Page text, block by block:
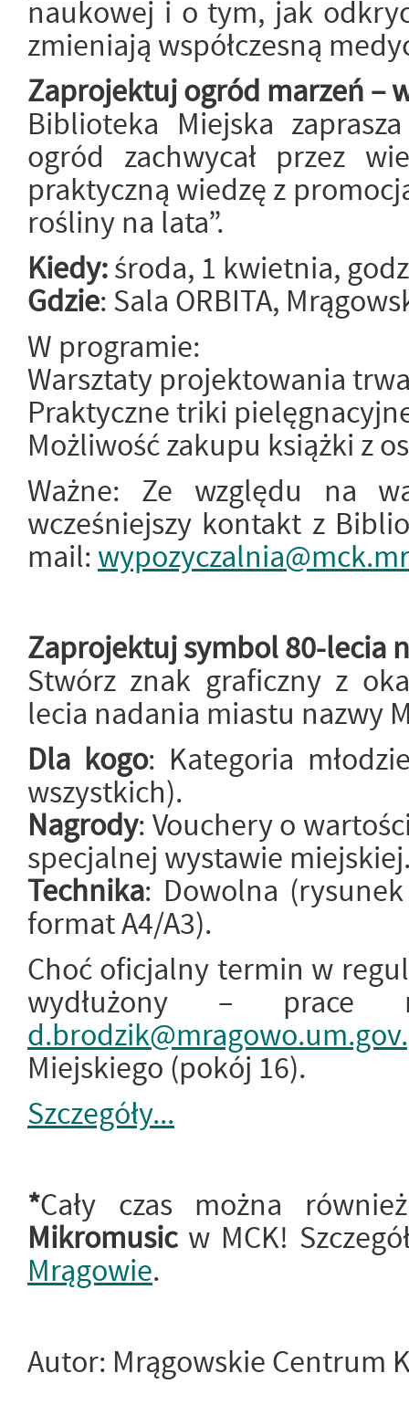
naukowej i o tym, jak
zmieniają współczesną
Zaprojektuj ogród marzeń –
Biblioteka Miejska
ogród zachwycał przez
praktyczną wiedzę z
rośliny na lata”.
Kiedy:środa, 1 kwietnia,
Gdzie: Sala ORBITA,
W programie:
Warsztaty projektowania
Praktyczne triki
Możliwość zakupu książki z
Ważne: Ze względu na
wcześniejszy kontakt z
mail:
Zaprojektuj symbol 80-lecia
Stwórz znak graficzny z
lecia nadania miastu nazwy
Dla kogo: Kategoria
wszystkich).
Nagrody: Vouchery o
specjalnej wystawie
Technika: Dowolna
format A4/A3).
Choć oficjalny termin w
wydłużony – prace
Miejskiego (pokój 16).
Szczegóły...
*Cały czas można
Mikromusicw MCK!
Mrągowie.
Autor: Mrągowskie Centrum